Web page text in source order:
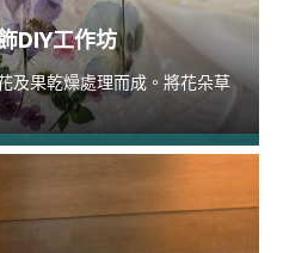
DIY工作坊
及果乾燥處理而成。將花朵草